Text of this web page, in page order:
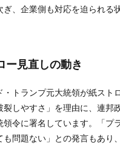
ぎ、企業側も対応を迫られる
ー見直しの動き
・トランプ元大統領が紙スト
裂しやすさ」を理由に、連邦
領令に署名しています。「プ
も問題ない」との発言もあり